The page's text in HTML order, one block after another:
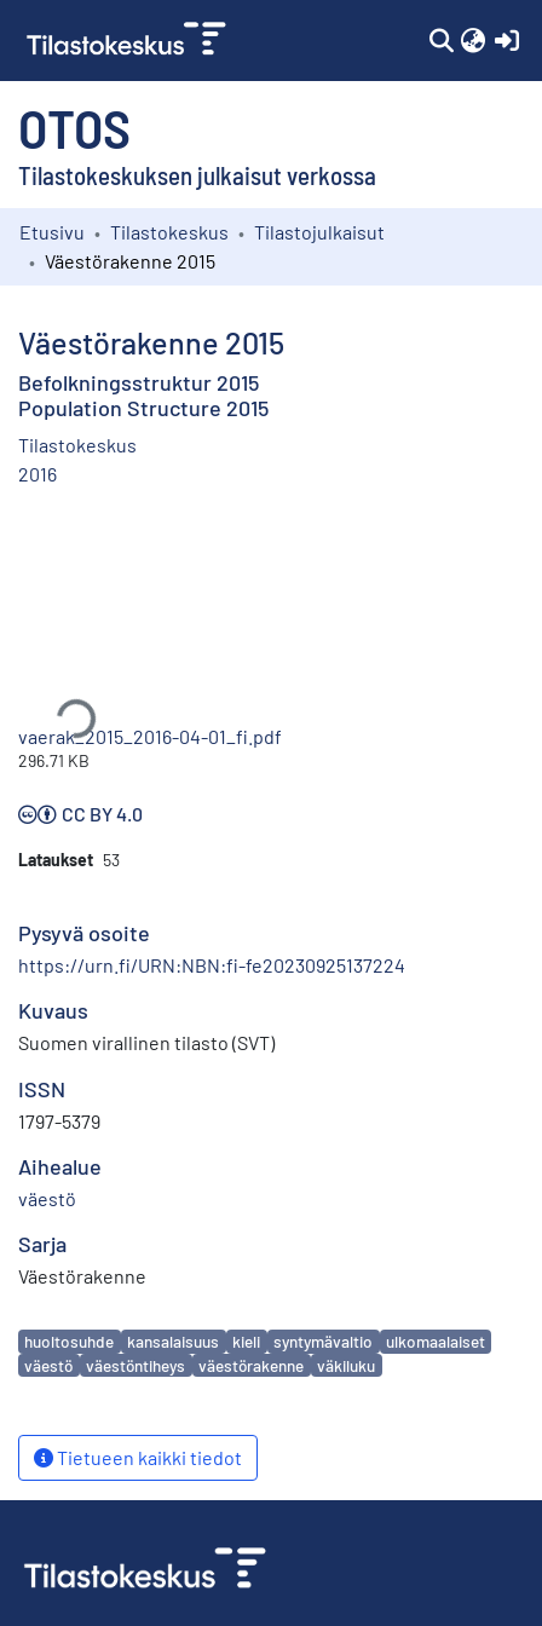
OTOS
Tilastokeskuksen julkaisut verkossa
Kokoelmat
Etusivu Tilastokeskus
Tilastojulkaisut
Väestörakenne 2015
Väestörakenne 2015
Befolkningsstruktur 2015
Population Structure 2015
Tilastokeskus
2016
vaerak_2015_2016-04-01_fi.pdf
296.71 KB
CC BY 4.0
Lataukset 53
Pysyvä osoite
https://urn.fi/URN:NBN:fi-fe20230925137224
Kuvaus
Suomen virallinen tilasto (SVT)
ISSN
1797-5379
Aihealue
väestö
Sarja
Väestörakenne
Avainsanat
huoltosuhde kansalaisuus kieli syntymävaltio
ulkomaalaiset
väestö
väestöntiheys väestörakenne väkiluku
Tietueen kaikki tiedot